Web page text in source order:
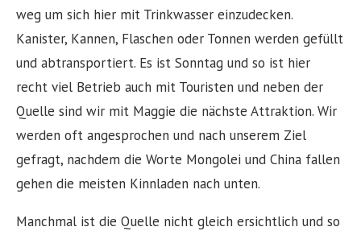
weg um sich hier mit Trinkwasser einzudecken.
Kanister, Kannen, Flaschen oder Tonnen werden gefüllt
und abtransportiert. Es ist Sonntag und so ist hier
recht viel Betrieb auch mit Touristen und neben der
Quelle sind wir mit Maggie die nächste Attraktion. Wir
werden oft angesprochen und nach unserem Ziel
gefragt, nachdem die Worte Mongolei und China fallen
gehen die meisten Kinnladen nach unten.
Manchmal ist die Quelle nicht gleich ersichtlich und so